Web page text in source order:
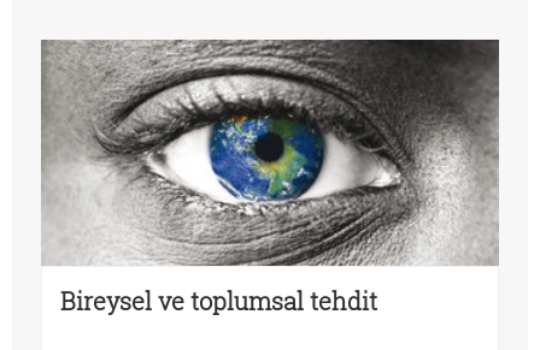
Bireysel ve toplumsal tehdit